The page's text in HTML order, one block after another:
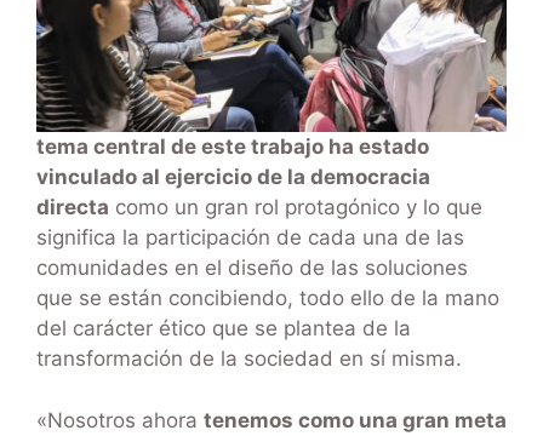
tema central de este trabajo ha estado
vinculado al ejercicio de la democracia
directa como un gran rol protagónico y lo que
significa la participación de cada una de las
comunidades en el diseño de las soluciones
que se están concibiendo, todo ello de la mano
del carácter ético que se plantea de la
transformación de la sociedad en sí misma.
«Nosotros ahora tenemos como una gran meta